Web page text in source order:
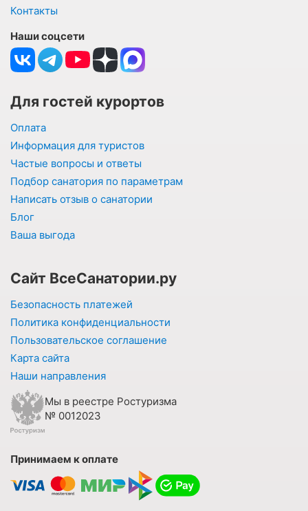
Контакты
Наши соцсети
Для гостей курортов
Оплата
Информация для туристов
Частые вопросы и ответы
Подбор санатория по параметрам
Написать отзыв о санатории
Блог
Ваша выгода
Сайт ВсеСанатории.ру
Безопасность платежей
Политика конфиденциальности
Пользовательское соглашение
Карта сайта
Наши направления
Мы в реестре Ростуризма
№ 0012023
Принимаем к оплате